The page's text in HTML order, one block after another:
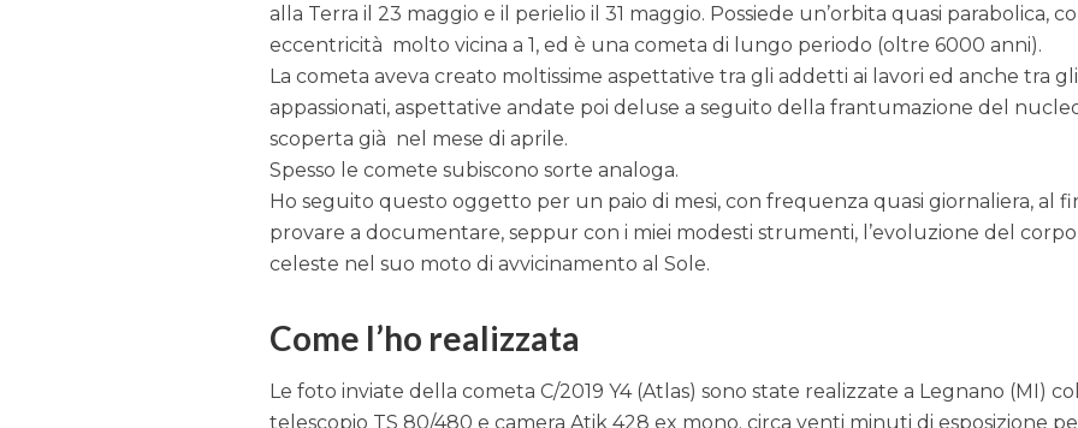
alla Terra il 23 maggio e il perielio il 31 maggio. Possiede un’orbita quasi parabolica,
eccentricità molto vicina a 1, ed è una cometa di lungo periodo (oltre 6000 anni).
La cometa aveva creato moltissime aspettative tra gli addetti ai lavori ed anche tra gli
appassionati, aspettative andate poi deluse a seguito della frantumazione del
scoperta già nel mese di aprile.
Spesso le comete subiscono sorte analoga.
Ho seguito questo oggetto per un paio di mesi, con frequenza quasi giornaliera, al
provare a documentare, seppur con i miei modesti strumenti, l’evoluzione del corpo
celeste nel suo moto di avvicinamento al Sole.
Come l’ho realizzata
Le foto inviate della cometa C/2019 Y4 (Atlas) sono state realizzate a Legnano (MI) col
telescopio TS 80/480 e camera Atik 428 ex mono. circa venti minuti di esposizione